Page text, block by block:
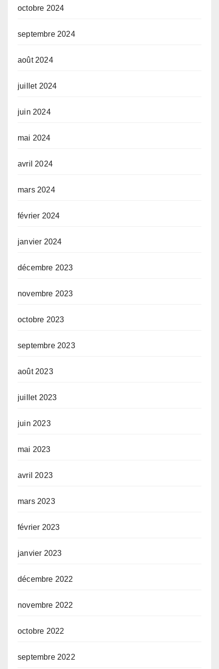
octobre 2024
septembre 2024
août 2024
juillet 2024
juin 2024
mai 2024
avril 2024
mars 2024
février 2024
janvier 2024
décembre 2023
novembre 2023
octobre 2023
septembre 2023
août 2023
juillet 2023
juin 2023
mai 2023
avril 2023
mars 2023
février 2023
janvier 2023
décembre 2022
novembre 2022
octobre 2022
septembre 2022